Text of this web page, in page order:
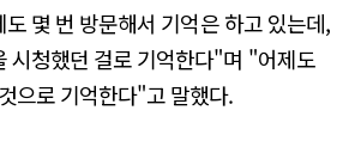
몇 번 방문해서 기억은 하고 있는데,
시청했던 걸로 기억한다"며 "어제도
으로 기억한다"고 말했다.